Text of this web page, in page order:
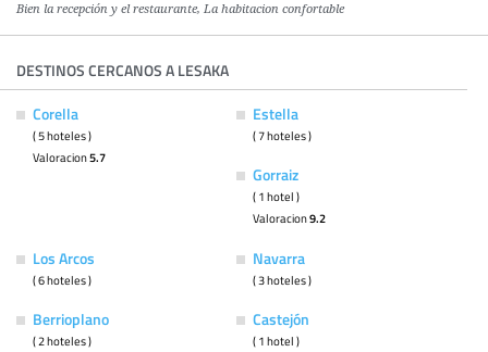
Bien la recepción y el restaurante, La habitacion confortable
DESTINOS CERCANOS A LESAKA
Corella
( 5 hoteles )
Valoracion5.7
Estella
( 7 hoteles )
Gorraiz
( 1 hotel )
Valoracion9.2
Los Arcos
( 6 hoteles )
Navarra
( 3 hoteles )
Berrioplano
( 2 hoteles )
Castejón
( 1 hotel )